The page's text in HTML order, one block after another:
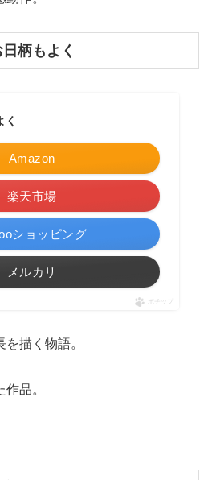
柄もよく
く
Amazon
楽天市場
ショッピング
メルカリ
ポチップ
描く物語。
品。